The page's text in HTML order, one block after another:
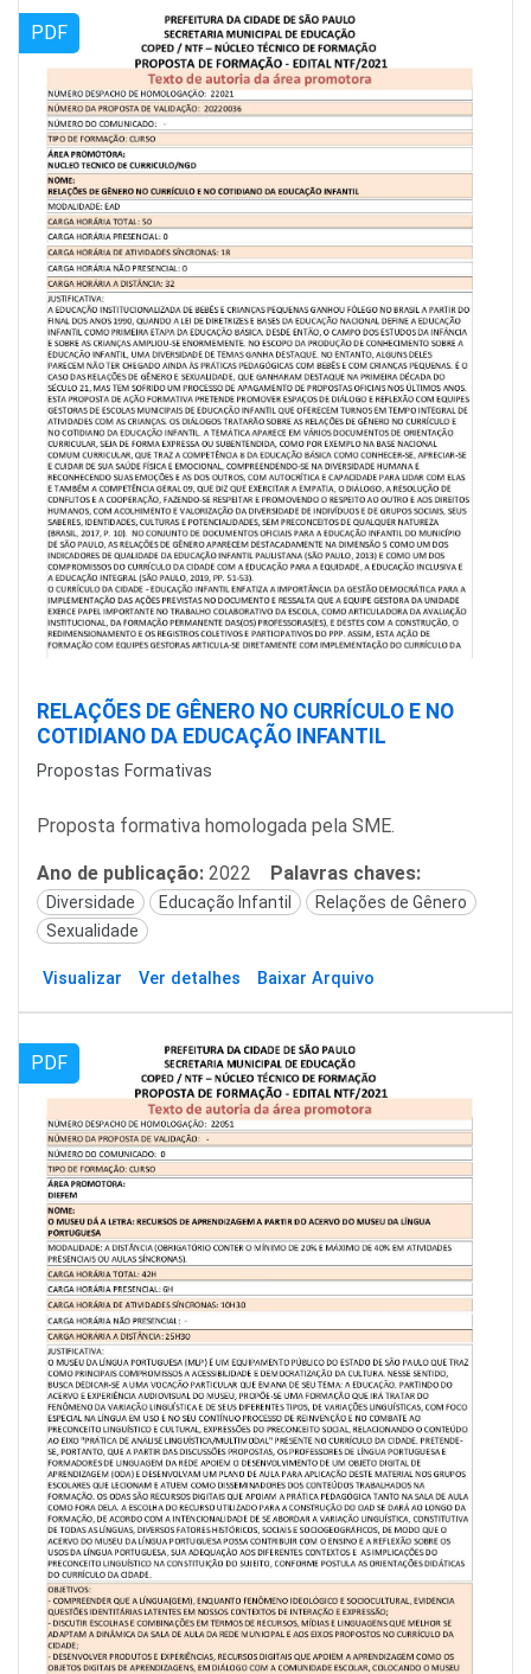
PDF
RELAÇÕES DE GÊNERO NO CURRÍCULO E NO
COTIDIANO DA EDUCAÇÃO INFANTIL
Propostas Formativas
Proposta formativa homologada pela SME.
Ano de publicação: 2022 Palavras chaves:
Diversidade Educação Infantil
Relações de Gênero
Sexualidade
Visualizar Ver detalhes Baixar Arquivo
PDF